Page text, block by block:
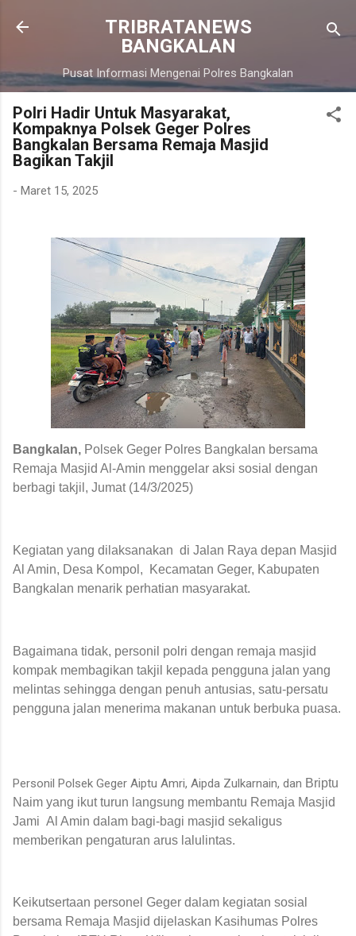
Langsung ke konten utama
TRIBRATANEWS
BANGKALAN
Pusat Informasi Mengenai Polres Bangkalan
Polri Hadir Untuk Masyarakat,
Kompaknya Polsek Geger Polres
Bangkalan Bersama Remaja Masjid
Bagikan Takjil
- Maret 15, 2025
Bangkalan, Polsek Geger Polres Bangkalan bersama
Remaja Masjid Al-Amin menggelar aksi sosial dengan
berbagi takjil, Jumat (14/3/2025)
Kegiatan yang dilaksanakan di Jalan Raya depan Masjid
Al Amin, Desa Kompol, Kecamatan Geger, Kabupaten
Bangkalan menarik perhatian masyarakat.
Bagaimana tidak, personil polri dengan remaja masjid
kompak membagikan takjil kepada pengguna jalan yang
melintas sehingga dengan penuh antusias, satu-persatu
pengguna jalan menerima makanan untuk berbuka puasa.
Personil Polsek Geger Aiptu Amri, Aipda Zulkarnain, dan Briptu
Naim yang ikut turun langsung membantu Remaja Masjid
Jami Al Amin dalam bagi-bagi masjid sekaligus
memberikan pengaturan arus lalulintas.
Keikutsertaan personel Geger dalam kegiatan sosial
bersama Remaja Masjid dijelaskan Kasihumas Polres